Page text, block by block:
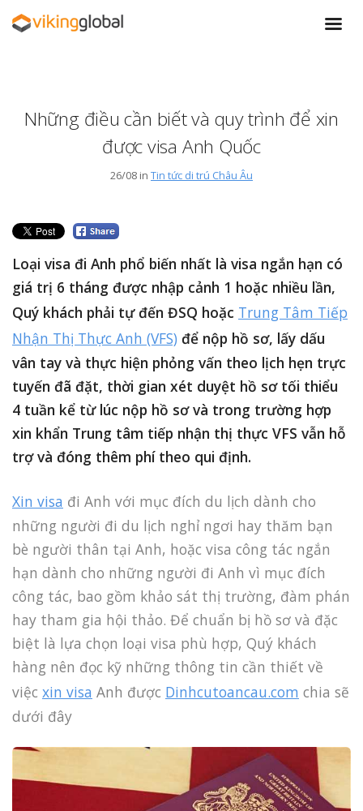
Những điều cần biết và quy trình để xin
được visa Anh Quốc
26/08 in Tin tức di trú Châu Âu
Loại visa đi Anh phổ biến nhất là visa ngắn hạn có
giá trị 6 tháng được nhập cảnh 1 hoặc nhiều lần,
Quý khách phải tự đến ĐSQ hoặc Trung Tâm Tiếp
Nhận Thị Thực Anh (VFS) để nộp hồ sơ, lấy dấu
vân tay và thực hiện phỏng vấn theo lịch hẹn trực
tuyến đã đặt, thời gian xét duyệt hồ sơ tối thiểu
4 tuần kể từ lúc nộp hồ sơ và trong trường hợp
xin khẩn Trung tâm tiếp nhận thị thực VFS vẫn hỗ
trợ và đóng thêm phí theo qui định.
Xin visa đi Anh với mục đích du lịch dành cho
những người đi du lịch nghỉ ngơi hay thăm bạn
bè người thân tại Anh, hoặc visa công tác ngắn
hạn dành cho những người đi Anh vì mục đích
công tác, bao gồm khảo sát thị trường, đàm phán
hay tham gia hội thảo. Để chuẩn bị hồ sơ và đặc
biệt là lựa chọn loại visa phù hợp, Quý khách
hàng nên đọc kỹ những thông tin cần thiết về
việc xin visa Anh được Dinhcutoancau.com chia sẽ
dưới đây